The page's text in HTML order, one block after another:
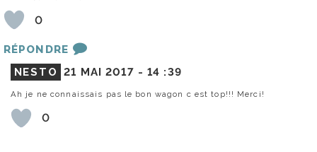
0
RÉPONDRE
NESTO
21 MAI 2017 -14 :39
Ah je ne connaissais pas le bon wagon c est top!!! Merci!
0